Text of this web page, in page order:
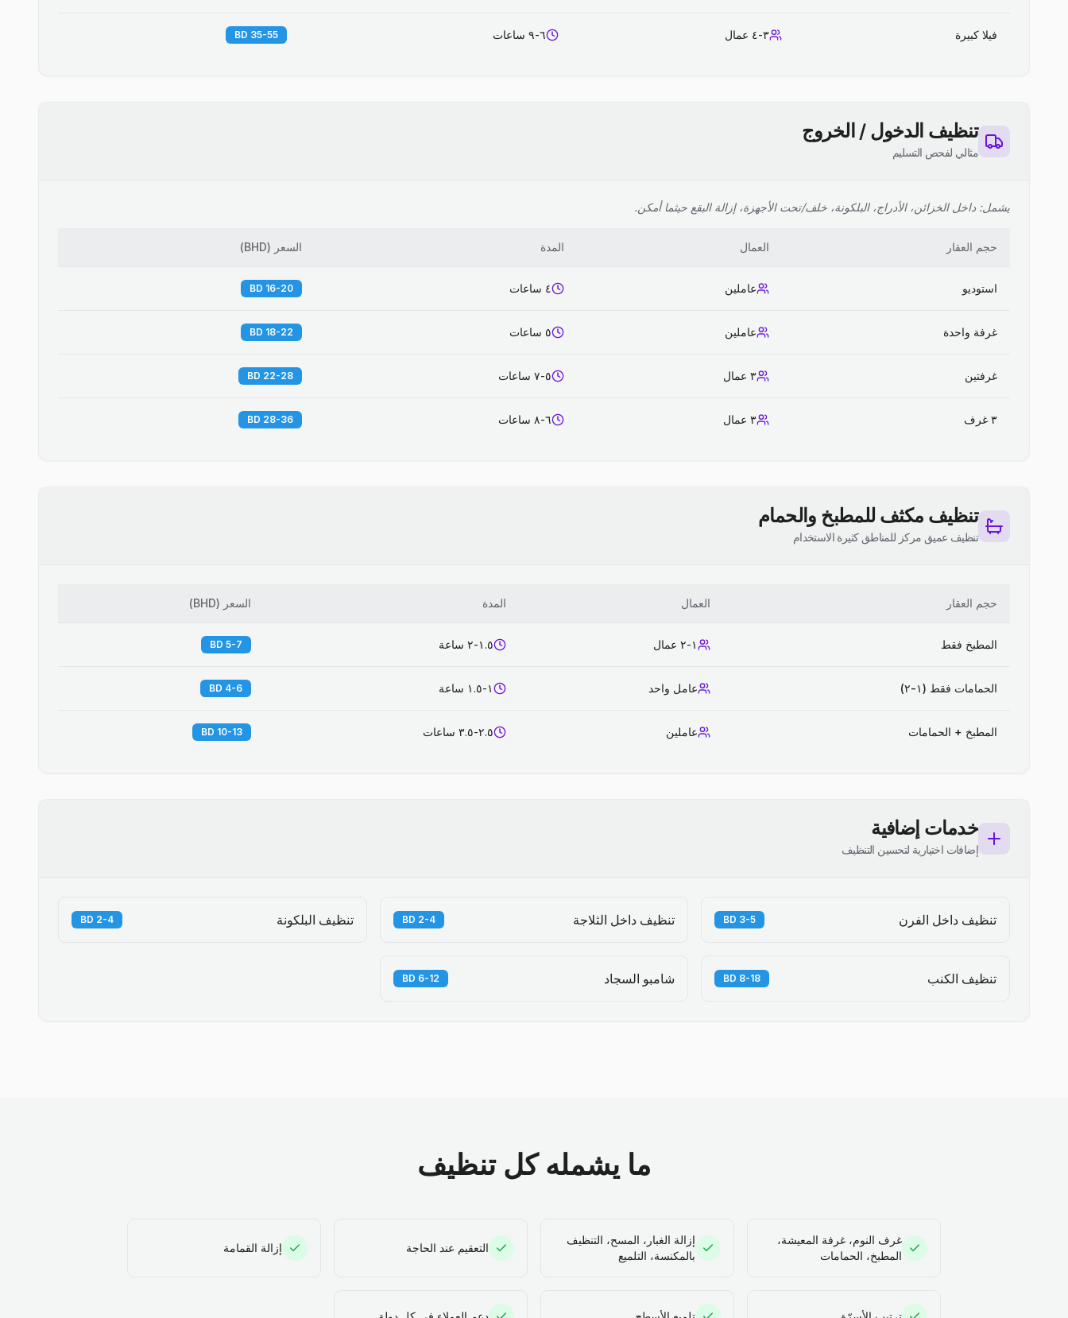
فيلا كبيرة ٣-٤ عمال ٦-٩ ساعات 35-55 BD
تنظيف الدخول / الخروج
مثالي لفحص التسليم
يشمل: داخل الخزائن، الأدراج، البلكونة، خلف/تحت الأجهزة، إزالة البقع حيثما أمكن.
حجم العقار العمال المدة السعر (
BHD
)
استوديو عاملين ٤ ساعات 16-20 BD
غرفة واحدة عاملين ٥ ساعات 18-22 BD
غرفتين ٣ عمال ٥-٧ ساعات 22-28 BD
٣ غرف ٣ عمال ٦-٨ ساعات 28-36 BD
تنظيف مكثف للمطبخ والحمام
تنظيف عميق مركز للمناطق كثيرة الاستخدام
حجم العقار العمال المدة السعر (
BHD
)
المطبخ فقط ١-٢ عمال ١.٥-٢ ساعة 5-7 BD
الحمامات فقط (١-٢) عامل واحد ١-١.٥ ساعة 4-6 BD
المطبخ + الحمامات عاملين ٢.٥-٣.٥ ساعات 10-13 BD
خدمات إضافية
إضافات اختيارية لتحسين التنظيف
تنظيف داخل الفرن 3-5 BD تنظيف داخل الثلاجة 2-4 BD تنظيف البلكونة 2-4 BD
تنظيف الكنب 8-18 BD شامبو السجاد 6-12 BD
ما يشمله كل تنظيف
غرف النوم، غرفة المعيشة،
المطبخ، الحمامات
إزالة الغبار، المسح، التنظيف
بالمكنسة، التلميع
التعقيم عند الحاجة إزالة القمامة